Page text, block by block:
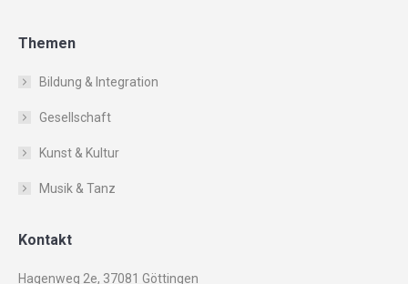
Themen
Bildung & Integration
Gesellschaft
Kunst & Kultur
Musik & Tanz
Kontakt
Hagenweg 2e, 37081 Göttingen